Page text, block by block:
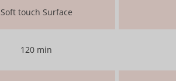
Soft touch Surface
120 min